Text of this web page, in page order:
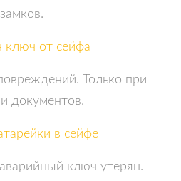
замков.
ключ от сейфа
Только при
документов.
в сейфе
ключ утерян.